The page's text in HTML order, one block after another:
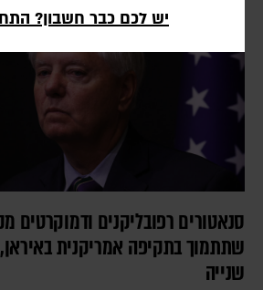
יש לכם כבר חשבון?
סנאטורים רפובליקנים ודמוקרטים
שתתמוך בתקיפה אמריקנית
שנייה